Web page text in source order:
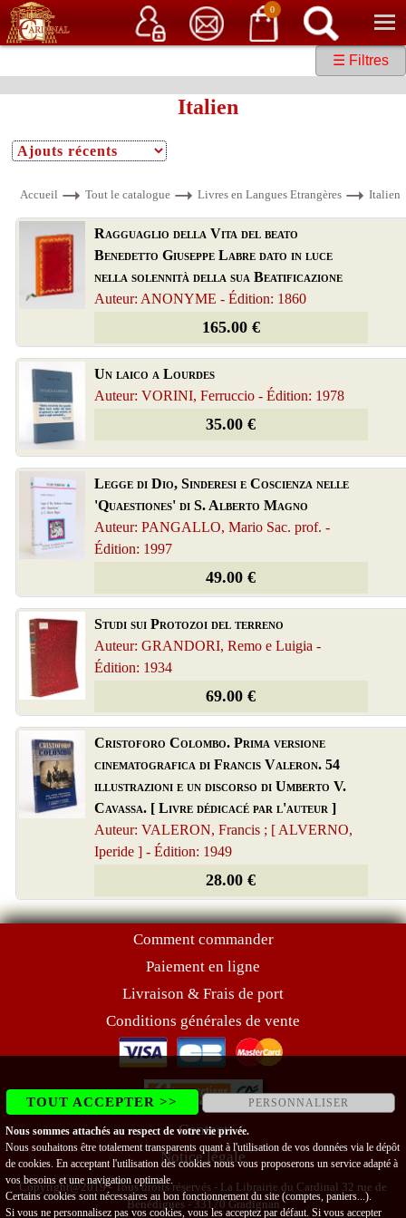
0
Service client 06 15 37 15 37 Librairie de livres anciens & rares
☰ Filtres
Italien
Accueil Tout le catalogue Livres en Langues Etrangères Italien
Ragguaglio della Vita del beato
Benedetto Giuseppe Labre dato in luce
nella solennità della sua Beatificazione
Auteur: ANONYME - Édition: 1860
165.00 €
Un laico a Lourdes
Auteur: VORINI, Ferruccio - Édition: 1978
35.00 €
Legge di Dio, Sinderesi e Coscienza nelle
'Quaestiones' di S. Alberto Magno
Auteur: PANGALLO, Mario Sac. prof. -
Édition: 1997
49.00 €
Studi sui Protozoi del terreno
Auteur: GRANDORI, Remo e Luigia -
Édition: 1934
69.00 €
Cristoforo Colombo. Prima versione
cinematografica di Francis Valeron. 54
illustrazioni e un discorso di Umberto V.
Cavassa. [ Livre dédicacé par l'auteur ]
Auteur: VALERON, Francis ; [ ALVERNO,
Iperide ] - Édition: 1949
28.00 €
Comment commander
Paiement en ligne
Livraison & Frais de port
Conditions générales de vente
Contact
Notice légale
Copyright@2019 - Tous droits réservés - La Librairie du Cardinal 32 rue de
Bénédigues - 33170 Gradignan
TOUT ACCEPTER >> PERSONNALISER
Nous sommes attachés au respect de votre vie privée.
Nous souhaitons être totalement transparents quant à l'utilisation de vos données via le dépôt
de cookies. En acceptant l'utilisation des cookies nous vous proposerons un service adapté à
vos besoins et une navigation optimale.
Certains cookies sont nécessaires au bon fonctionnement du site (comptes, paniers...).
Si vous ne personnalisez pas vos cookies, vous les acceptez par défaut. Si vous accepter